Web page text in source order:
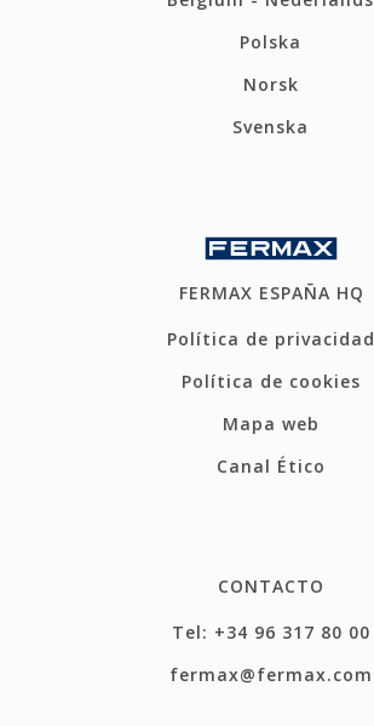
Polska
Norsk
Svenska
FERMAX ESPAÑA HQ
Política de privacidad
Política de cookies
Mapa web
Canal Ético
CONTACTO
Tel: +34 96 317 80 00
fermax@fermax.com